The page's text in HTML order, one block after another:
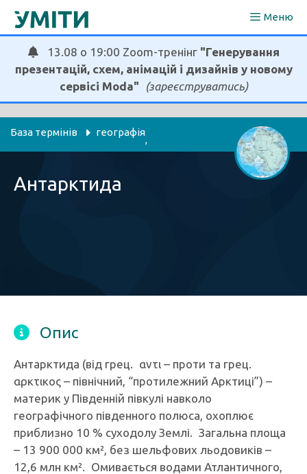
Перейти
Меню
13.08 о 19:00 Zoom-тренінг "Генерування
презентацій, схем, анімацій і дизайнів у новому
сервісі Moda"
(зареєструватись)
База термінів географія
,
Антарктида
Опис
Антарктида (від грец. αντι – проти та грец.
αρκτικος – північний, “протилежний Арктиці”) –
материк у Південній півкулі навколо
географічного південного полюса, охоплює
приблизно 10 % суходолу Землі. Загальна площа
– 13 900 000 км², без шельфових льодовиків –
12,6 млн км². Омивається водами Атлантичного,